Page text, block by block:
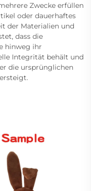
Zwecke erfüllen
oder dauerhaftes
der Materialien und
dass die
hinweg ihr
Integrität behält und
die ursprünglichen